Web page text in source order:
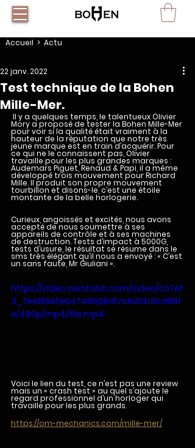
Accueil > Actu
Test technique de la Bohen
Mille-Mer.
22 janv. 2022
Mory a proposé de tester la Bohen Mille-Mer
pour voir si la qualité était vraiment à la
hauteur de la réputation que notre très
jeune marque est en train d’acquérir. Pour
ce qui ne le connaissent pas, Olivier
travaille pour les plus grandes marques :
Audemars Piguet, Renaud & Papi, il a même
développé trois mouvement pour Richard
Mille. Il produit son propre mouvement
tourbillon et disons-le, c’est une étoile
montante de la belle horlogerie.
Curieux, angoissés et excités, nous avons
accepté de nous soumettre à ses
appareils de contrôle et à ses machines
de destruction. Tests d’impact à 5000G,
tests d’usure, le résultat se résume dans le
sms très élégant qu’il nous a envoyé : « C’est
un sans faute, Mr Giuliani ».
https://video.wixstatic.com/video/c07ef
3_7ee155efe64748628d17c6dcb3cd661
e/480p/mp4/file.mp4
Voici le lien du test, ce n’est pas une review
mais un « crash test » au quel s’ajoute le
regard professionnel d’un horloger qui
travaille pour les plus grands.
https://om-mechanics.com/mille-mer/